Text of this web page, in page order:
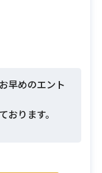
早めのエント
ります。